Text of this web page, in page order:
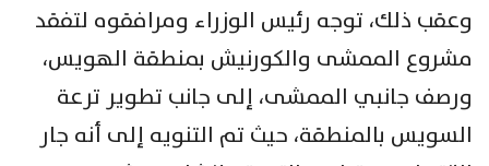
وعقب ذلك، توجه رئيس الوزراء ومرافقوه لتفقد
مشروع الممشى والكورنيش بمنطقة الهويس،
ورصف جانبي الممشى، إلى جانب تطوير ترعة
السويس بالمنطقة، حيث تم التنويه إلى أنه جار